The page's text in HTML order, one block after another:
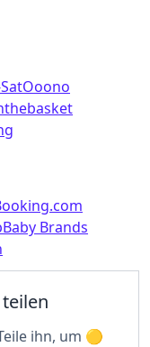
Ooono
Baby Brands
ihn, um